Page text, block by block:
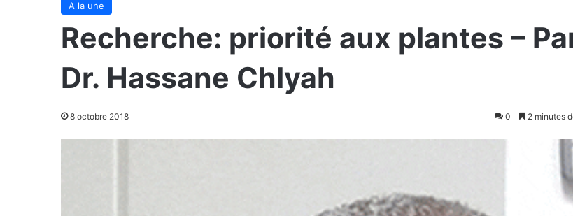
A la une
Recherche: priorité aux plantes –
Dr. Hassane Chlyah
8 octobre 2018 0 2 minutes